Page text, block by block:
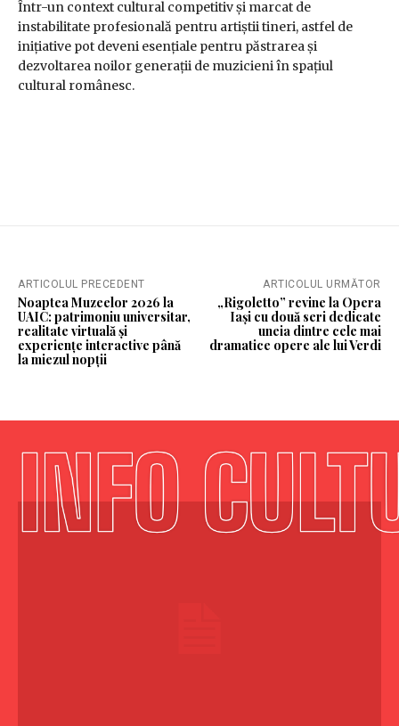
Într-un context cultural competitiv și marcat de
instabilitate profesională pentru artiștii tineri, astfel de
inițiative pot deveni esențiale pentru păstrarea și
dezvoltarea noilor generații de muzicieni în spațiul
cultural românesc.
ARTICOLUL PRECEDENT
Noaptea Muzeelor 2026 la
UAIC: patrimoniu universitar,
realitate virtuală și
experiențe interactive până
la miezul nopții
ARTICOLUL URMĂTOR
„Rigoletto” revine la Opera
Iași cu două seri dedicate
uneia dintre cele mai
dramatice opere ale lui Verdi